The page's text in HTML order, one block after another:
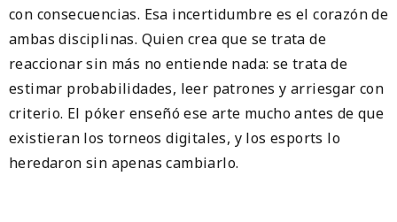
con consecuencias. Esa incertidumbre es el corazón de
ambas disciplinas. Quien crea que se trata de
reaccionar sin más no entiende nada: se trata de
estimar probabilidades, leer patrones y arriesgar con
criterio. El póker enseñó ese arte mucho antes de que
existieran los torneos digitales, y los esports lo
heredaron sin apenas cambiarlo.